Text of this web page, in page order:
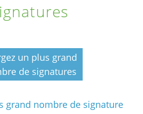
un plus grand
de signatures
grand nombre de signature